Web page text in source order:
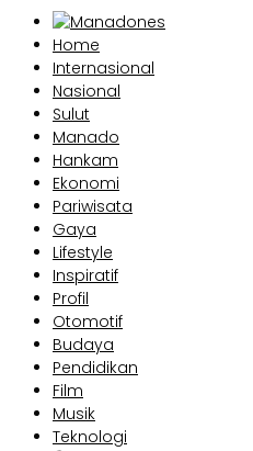
Home
Internasional
Nasional
Sulut
Manado
Hankam
Ekonomi
Pariwisata
Gaya
Lifestyle
Inspiratif
Profil
Otomotif
Budaya
Pendidikan
Film
Musik
Teknologi